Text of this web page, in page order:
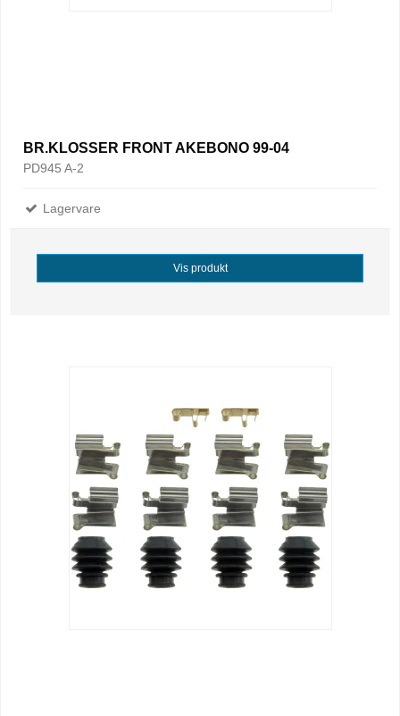
BR.KLOSSER FRONT AKEBONO 99-04
PD945 A-2
Lagervare
Vis produkt